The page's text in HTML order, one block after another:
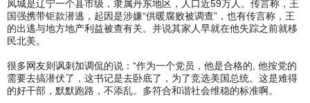
凤城是辽宁一个县市级，隶属丹东地区，人口近59万人。传言称，王
国强携带钜款潜逃，起因是涉嫌“供暖腐败被调查”，也有传言称，王
的出逃与地方地产利益被查有关。并说其家人早就在他失踪之前就移
民北美。
很多网友则讽刺加调侃的说：“作为一个党员，他是合格的, 他按党的
需要去搞潜伏了，这书记是去卧底了，为了竞选美国总统。这是难得
的好干部，默默跑路，不添乱。多符合和谐社会维稳的标准啊。